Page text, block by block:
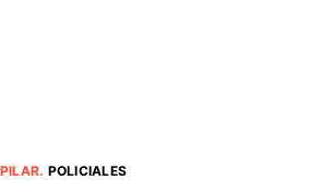
PILAR. POLICIALES